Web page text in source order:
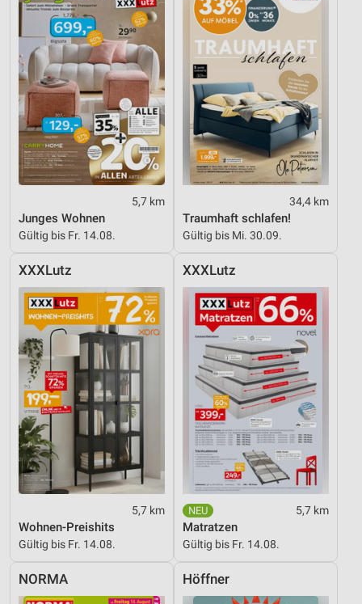
5,7 km
Junges Wohnen
Gültig bis Fr. 14.08.
34,4 km
Traumhaft schlafen!
Gültig bis Mi. 30.09.
XXXLutz
5,7 km
Wohnen-Preishits
Gültig bis Fr. 14.08.
XXXLutz
5,7 km
Matratzen
Gültig bis Fr. 14.08.
NORMA Höffner